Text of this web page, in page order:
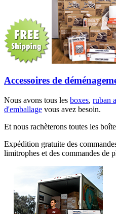
Accessoires de
Nous avons tous les boxes, ruban
d'emballage vous avez besoin.
Et nous rachèterons toutes les
Expédition gratuite des
limitrophes et des commandes de